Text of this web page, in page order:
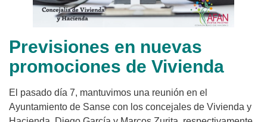
Previsiones en nuevas
promociones de Vivienda
El pasado día 7, mantuvimos una reunión en el
Ayuntamiento de Sanse con los concejales de Vivienda y